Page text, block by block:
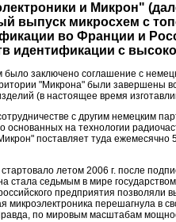
и Микрон"
выпуск микросхем с
во Франции и
идентификации с
было заключено соглашение с
"Микрона" были
(в настоящее время
с другим немецким
основанных на технологии
поставляет туда
летом 2006 г. после
стала седьмым в мире
предприятия
микроэлектроника перешагнула в
по мировым масштабам